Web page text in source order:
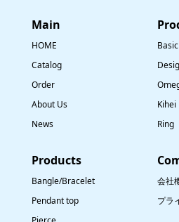
Main
HOME
Catalog
Order
About Us
News
Kihei
Ring
​Products
Bangle/Bracelet
Pendant top
会社
プラ